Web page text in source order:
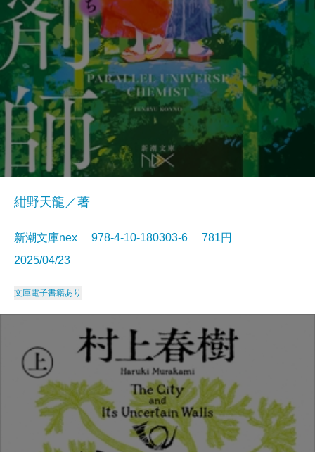
紺野天龍／著
新潮文庫nex 978-4-10-180303-6 781円
2025/04/23
文庫電子書籍あり